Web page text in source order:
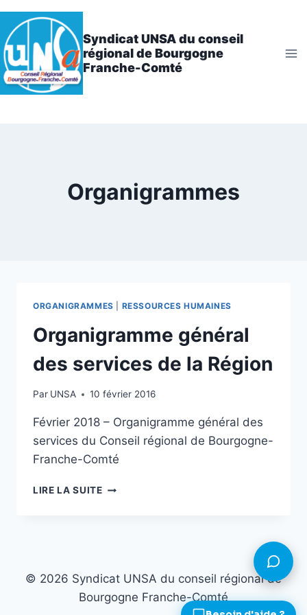
Aller
au
contenu
Syndicat UNSA du conseil
régional de Bourgogne
Franche-Comté
Organigrammes
ORGANIGRAMMES RESSOURCES HUMAINES
Organigramme général
des services de la Région
Par UNSA 10 février 2016
Février 2018 – Organigramme général des
services du Conseil régional de Bourgogne-
Franche-Comté
LIRE LA SUITEORGANIGRAMME
RÉGION
© 2026 Syndicat UNSA du conseil régional de
Bourgogne Franche-Comté